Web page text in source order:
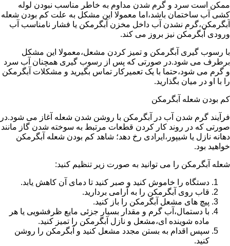
ممکن است سرد و گرم شدن مداوم به خاطر مناسب نبودن لوله
کشی آب ساختمان باشد،اما معمولا این مشکل به علت کم بودن شعله
آبگرمکن،گرم نشدن آب داخل مخزن آبگرمکن یا فشار نامناسب آب
ورودی آبگرمکن نیز بروز می کند.
با رسوب گیری آبگرمکن و تمیز کردن مشعل،معمولا این مشکل
برطرف می شود.در صورتی که پس از رسوب گیری همچنان آب سرد
و گرم می شود،حتما با یک تعمیرکار تماس بگیرید و مشکلات آبگرمکن
را با او در میان بگذارید.
کم بودن شعله آبگرمکن
فرآیند گرم شدن آب در آبگرمکن با روشن شدن شعله آغاز می شود.در
صورتی که در روند کار کردن قطعات مرتبط به سوخته شدن گاز مانند
دهانه نازل یا شیپور،ایرادی رخ دهد؛ شاهد کم بودن شعله آبگرمکن
خواهید بود.
شعله آبگرمکن را می توانید به صورت زیر تنظیم کنید:
دستگاه را خاموش کنید و صبر کنید تا دمای آن کاهش یابد.
قاب روی آبگرمکن را به آرامی بردارید.
پیچ های مشعل آبگرمکن را باز کنید.
با دستمال،آب گرم و مقدار بسیار جزئی مایع ظرفشویی یا هر
ماده شوینده ای،مشعل و نازل آبگرمکن را تمیز کنید.
سپس اقدام به بستن مجدد مشعل کنید و آبگرمکن را روشن
کنید.